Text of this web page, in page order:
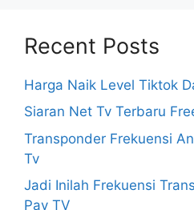
Recent Posts
Harga Naik Level Tiktok
Siaran Net Tv Terbaru
Transponder Frekuensi
Tv
Jadi Inilah Frekuensi
Pay TV